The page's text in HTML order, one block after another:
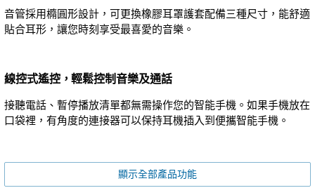
音管採用橢圓形設計，可更換橡膠耳罩護套配備三種尺寸，能舒適
貼合耳形，讓您時刻享受最喜愛的音樂。
線控式遙控，輕鬆控制音樂及通話
接聽電話、暫停播放清單都無需操作您的智能手機。如果手機放在
口袋裡，有角度的連接器可以保持耳機插入到便攜智能手機。
顯示全部產品功能